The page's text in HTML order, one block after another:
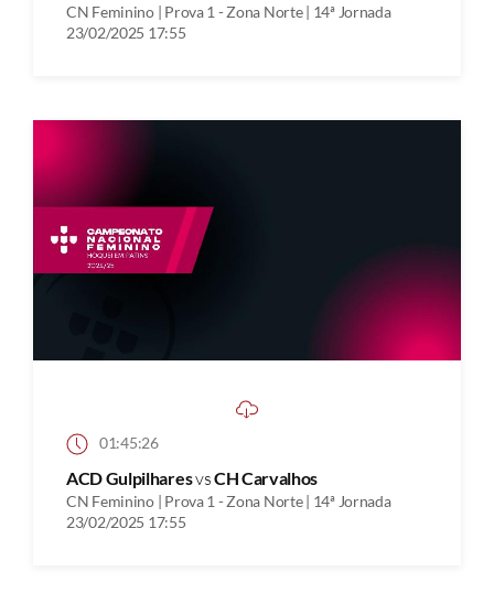
CN Feminino | Prova 1 - Zona Norte | 14ª Jornada
23/02/2025 17:55
01:45:26
ACD GulpilharesvsCH Carvalhos
CN Feminino | Prova 1 - Zona Norte | 14ª Jornada
23/02/2025 17:55